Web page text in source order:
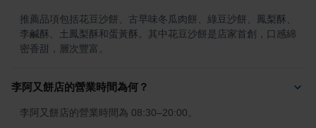
推薦品項包括花豆沙餅、古早味冬瓜肉餅、綠豆沙餅、鳳梨酥、
李鹹酥、土鳳梨酥和蛋黃酥。其中花豆沙餅是店家首創，口感綿
密香甜，層次豐富。
李阿又餅店的營業時間為何？
李阿又餅店的營業時間為 08:30–20:00。